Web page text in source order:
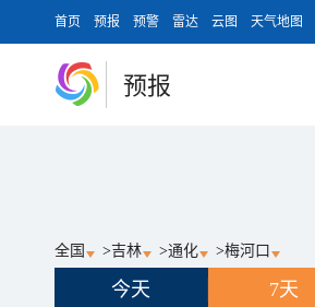
首页 预报 预警 雷达 云图 天气地图
预报
全国 >吉林 >通化 >梅河口
今天 7天